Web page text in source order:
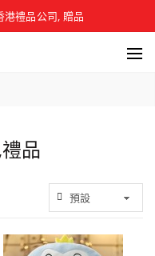
禮品公司, 贈品
品